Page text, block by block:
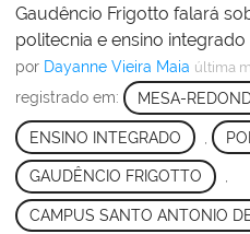
Gaudêncio Frigotto falará
politecnia e ensino integrado
por Dayanne Vieira Maia última
registrado em: MESA-
ENSINO INTEGRADO
GAUDÊNCIO FRIGOTTO ,
CAMPUS SANTO ANTONIO